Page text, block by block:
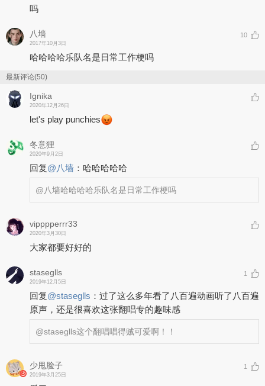
吗
八墙
2017年10月3日
10
哈哈哈哈乐队名是日常工作梗吗
最新评论(50)
Ignika
2020年12月26日
let's play punchies
冬意狸
2020年9月2日
回复@八墙 ： 哈哈哈哈哈
@八墙哈哈哈哈乐队名是日常工作梗吗
vipppperrr33
2020年3月30日
大家都要好好的
staseglls
2019年12月5日
1
回复@staseglls ： 过了这么多年看了八百遍动画听了八百遍
原声，还是很喜欢这张翻唱专的趣味感
@staseglls这个翻唱唱得贼可爱啊！！
少甩脸子
2019年3月25日
1